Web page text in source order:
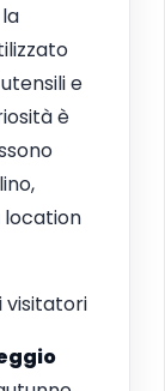
e
è
location